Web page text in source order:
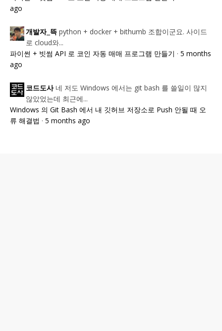
ago
개발자_뜩 python + docker + bithumb 조합이군요. 사이드
로 cloud와...
파이썬 + 빗썸 API 로 코인 자동 매매 프로그램 만들기 · 5 months
ago
코드도사 네 저도 Windows 에서는 git bash 를 쓸일이 많지
않았었는데 최근에...
Windows 의 Git Bash 에서 내 깃허브 저장소로 Push 안될 때 오
류 해결법 · 5 months ago